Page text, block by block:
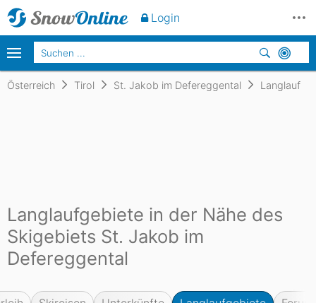
Österreich Tirol St. Jakob im Defereggental Langlauf
Langlaufgebiete in der Nähe des
Skigebiets St. Jakob im
Defereggental
Login